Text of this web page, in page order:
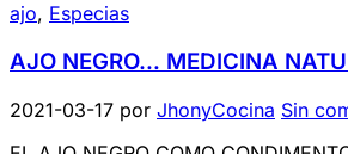
ajo, Especias
AJO NEGRO… MEDICINA
2021-03-17 por JhonyCocina Sin